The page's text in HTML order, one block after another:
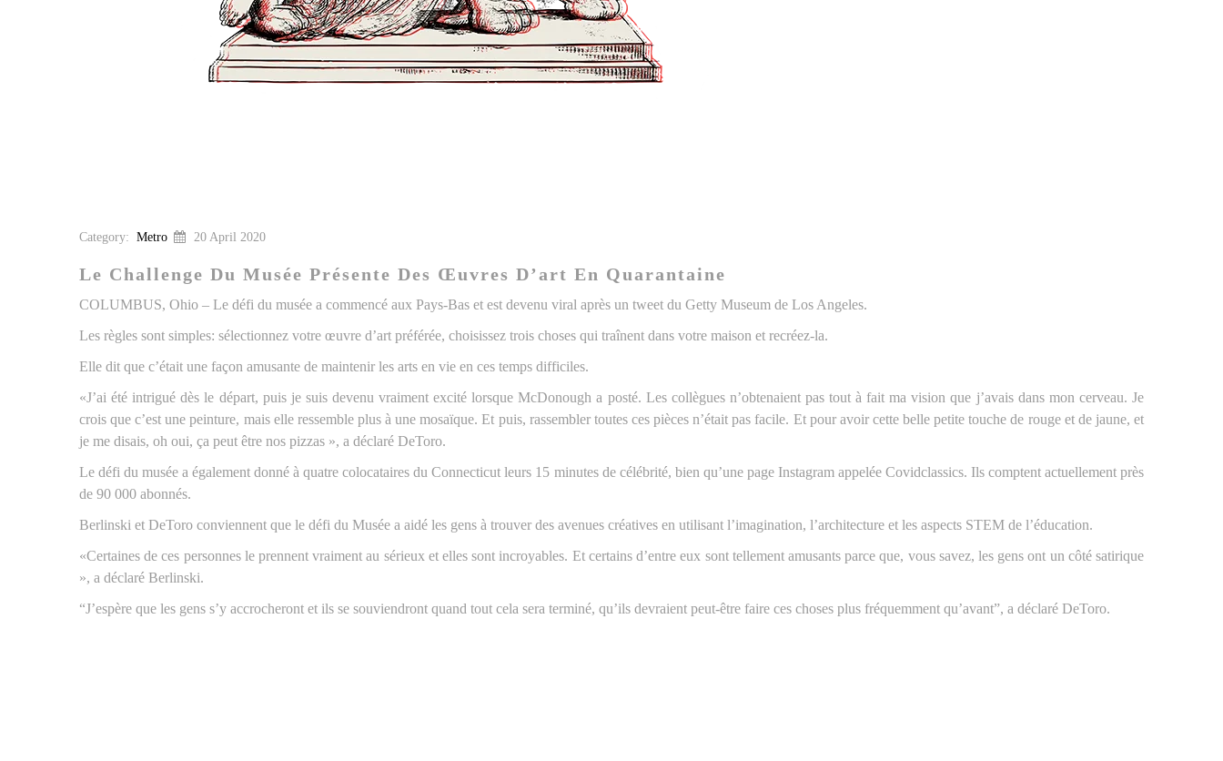
Category: Metro 20 April 2020
Le Challenge Du Musée Présente Des Œuvres D’art En Quarantaine
COLUMBUS, Ohio – Le défi du musée a commencé aux Pays-Bas et est devenu viral après un tweet du Getty Museum de Los Angeles.
Les règles sont simples: sélectionnez votre œuvre d’art préférée, choisissez trois choses qui traînent dans votre maison et recréez-la.
Elle dit que c’était une façon amusante de maintenir les arts en vie en ces temps difficiles.
«J’ai été intrigué dès le départ, puis je suis devenu vraiment excité lorsque McDonough a posté. Les collègues n’obtenaient pas tout à fait ma vision que j’avais dans mon cerveau. Je
crois que c’est une peinture, mais elle ressemble plus à une mosaïque. Et puis, rassembler toutes ces pièces n’était pas facile. Et pour avoir cette belle petite touche de rouge et de jaune, et
je me disais, oh oui, ça peut être nos pizzas », a déclaré DeToro.
Le défi du musée a également donné à quatre colocataires du Connecticut leurs 15 minutes de célébrité, bien qu’une page Instagram appelée Covidclassics. Ils comptent actuellement près
de 90 000 abonnés.
Berlinski et DeToro conviennent que le défi du Musée a aidé les gens à trouver des avenues créatives en utilisant l’imagination, l’architecture et les aspects STEM de l’éducation.
«Certaines de ces personnes le prennent vraiment au sérieux et elles sont incroyables. Et certains d’entre eux sont tellement amusants parce que, vous savez, les gens ont un côté satirique
», a déclaré Berlinski.
“J’espère que les gens s’y accrocheront et ils se souviendront quand tout cela sera terminé, qu’ils devraient peut-être faire ces choses plus fréquemment qu’avant”, a déclaré DeToro.